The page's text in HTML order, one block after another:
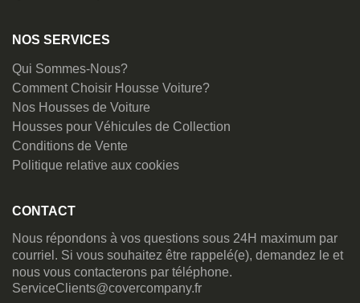
NOS SERVICES
Qui Sommes-Nous?
Comment Choisir Housse Voiture?
Nos Housses de Voiture
Housses pour Véhicules de Collection
Conditions de Vente
Politique relative aux cookies
CONTACT
Nous répondons à vos questions sous 24H maximum par
courriel. Si vous souhaitez être rappelé(e), demandez le et
nous vous contacterons par téléphone.
ServiceClients@covercompany.fr